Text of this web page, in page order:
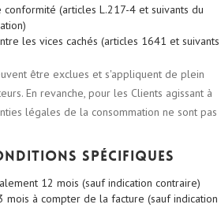
(articles L.217-4 et suivants du
les vices cachés (articles 1641 et suivants
être exclues et s'appliquent de plein
En revanche, pour les Clients agissant à
légales de la consommation ne sont pas
spécifiques
12 mois (sauf indication contraire)
mois à compter de la facture (sauf indication